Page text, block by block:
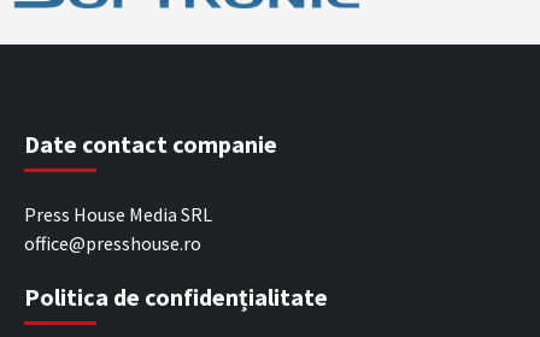
Date contact companie
Press House Media SRL
office@presshouse.ro
Politica de confidențialitate